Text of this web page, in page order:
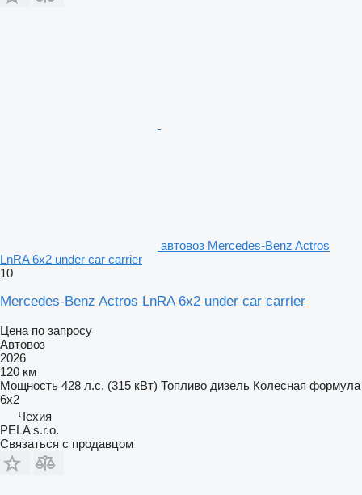
автовоз Mercedes-Benz Actros
LnRA 6x2 under car carrier
10
Mercedes-Benz Actros LnRA 6x2 under car carrier
Цена по запросу
Автовоз
2026
120 км
Мощность 428 л.с. (315 кВт) Топливо дизель Колесная формула
6x2
Чехия
PELA s.r.o.
Связаться с продавцом